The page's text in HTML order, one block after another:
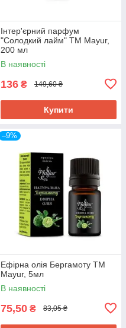
Інтер'єрний парфум
"Солодкий лайм" ТМ Mayur,
200 мл
В наявності
136 ₴ 149,60 ₴
Купити
–9%
Ефірна олія Бергамоту ТМ
Mayur, 5мл
В наявності
75,50 ₴ 83,05 ₴